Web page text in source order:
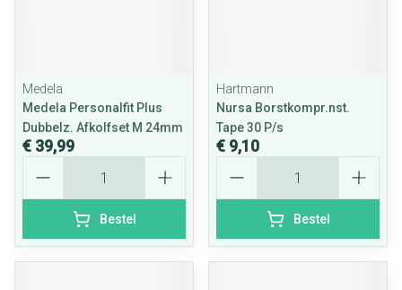
Medela
Medela Personalfit Plus
Dubbelz. Afkolfset M 24mm
€ 39,99
Bestel
Hartmann
Nursa Borstkompr.nst.
Tape 30 P/s
€ 9,10
Bestel